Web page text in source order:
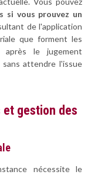
si vous prouvez un
de l'application
que forment les
le jugement
sans attendre l'issue
gestion des
nécessite le